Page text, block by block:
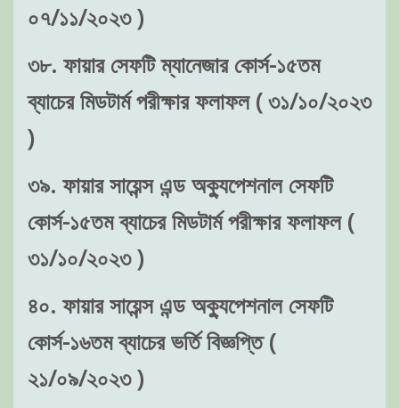
০৭/১১/২০২৩ )
৩৮. ফায়ার সেফটি ম্যানেজার কোর্স-১৫তম
ব্যাচের মিডটার্ম পরীক্ষার ফলাফল ( ৩১/১০/২০২৩
)
৩৯. ফায়ার সায়েন্স এন্ড অক্যুপেশনাল সেফটি
কোর্স-১৫তম ব্যাচের মিডটার্ম পরীক্ষার ফলাফল (
৩১/১০/২০২৩ )
৪০. ফায়ার সায়েন্স এন্ড অক্যুপেশনাল সেফটি
কোর্স-১৬তম ব্যাচের ভর্তি বিজ্ঞপ্তি (
২১/০৯/২০২৩ )